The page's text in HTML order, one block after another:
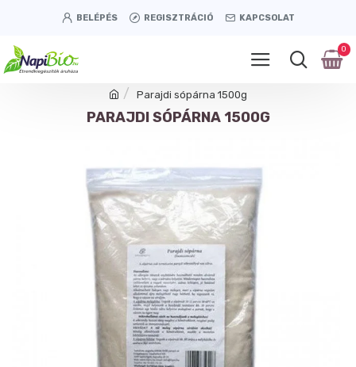
BELÉPÉS REGISZTRÁCIÓ KAPCSOLAT
0
Parajdi sópárna 1500g
PARAJDI SÓPÁRNA 1500G